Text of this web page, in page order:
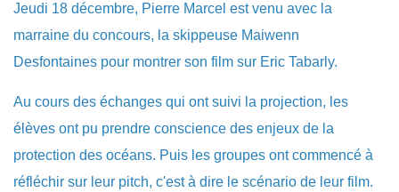
Jeudi 18 décembre, Pierre Marcel est venu avec la
marraine du concours, la skippeuse Maiwenn
Desfontaines pour montrer son film sur Eric Tabarly.
Au cours des échanges qui ont suivi la projection, les
élèves ont pu prendre conscience des enjeux de la
protection des océans. Puis les groupes ont commencé à
réfléchir sur leur pitch, c'est à dire le scénario de leur film.